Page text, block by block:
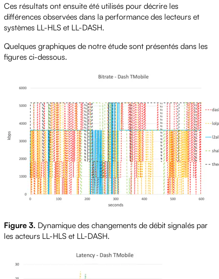
Ces résultats ont ensuite été utilisés pour décrire les
différences observées dans la performance des lecteurs et
systèmes LL-HLS et LL-DASH.
Quelques graphiques de notre étude sont présentés dans les
figures ci-dessous.
Figure 3. Dynamique des changements de débit signalés par
les acteurs LL-HLS et LL-DASH.